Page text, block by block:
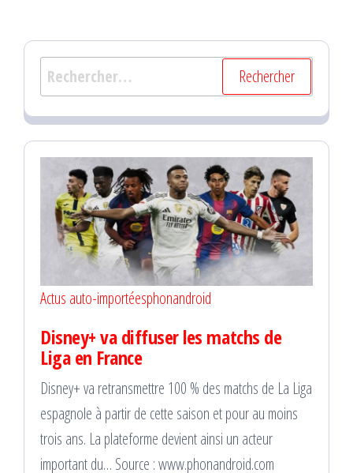
Rechercher :
Actus auto-importéesphonandroid
Disney+ va diffuser les matchs de
Liga en France
Disney+ va retransmettre 100 % des matchs de La Liga
espagnole à partir de cette saison et pour au moins
trois ans. La plateforme devient ainsi un acteur
important du… Source : www.phonandroid.com